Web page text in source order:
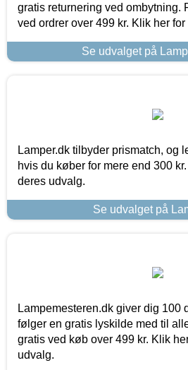
gratis returnering ved ombytning.
ved ordrer over 499 kr. Klik her
Se udvalget på
Lamper.dk tilbyder prismatch, og
hvis du køber for mere end 300
deres udvalg.
Se udvalget på
Lampemesteren.dk giver dig 100
følger en gratis lyskilde med til
gratis ved køb over 499 kr. Klik
udvalg.